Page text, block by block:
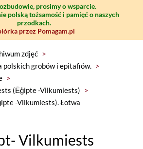
prosimy o wsparcie.
polską tożsamość i pamięć o naszych
przodkach.
przez Pomagam.pl
zdjęć >
polskich grobów i epitafiów. >
>
(Ēģipte -Vilkumiests) >
-Vilkumiests). Łotwa
Vilkumiests